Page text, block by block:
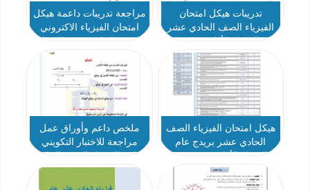
تدريبات هيكل امتحان
الفيزياء الصف الحادي عشر
مراجعة تدريبات داعمة هيكل
امتحان الفيزياء الاكتروني
هيكل امتحان الفيزياء الصف
الحادي عشر بريدج عام
ملخص داعم وأوراق عمل
مراجعة للاختبار التكويني
عشر